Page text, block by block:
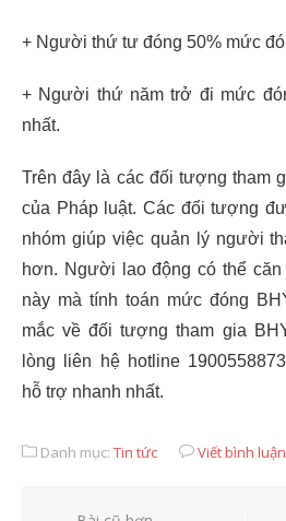
+ Người thứ tư đóng 50% mức
+ Người thứ năm trở đi mức
nhất.
Trên đây là các đối tượng tham
của Pháp luật. Các đối tượng
nhóm giúp việc quản lý người
hơn. Người lao động có thể
này mà tính toán mức đóng
mắc về đối tượng tham gia
lòng liên hệ hotline
hỗ trợ nhanh nhất.
Danh mục: Tin tức Viết bình luận